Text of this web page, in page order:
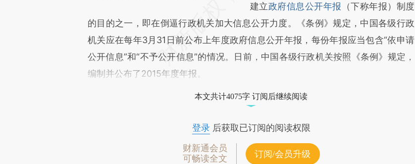
建立政府信息公开年报 （下称年报）制度
的目的之一，即在倒逼行政机关加大信息公开力度。《条例》规定，中国各级行政
机关应在每年3月31日前公布上年度政府信息公开年报，每份年报应当包含“依申请
公开信息”和“不予公开信息”的情况。日前，中国各级行政机关按照《条例》规定，
编制并公布了2015年度年报。
本文共计4075字 订阅后继续阅读
登录后获取已订阅的阅读权限
财新通会员
可畅读全文
订阅/会员升级